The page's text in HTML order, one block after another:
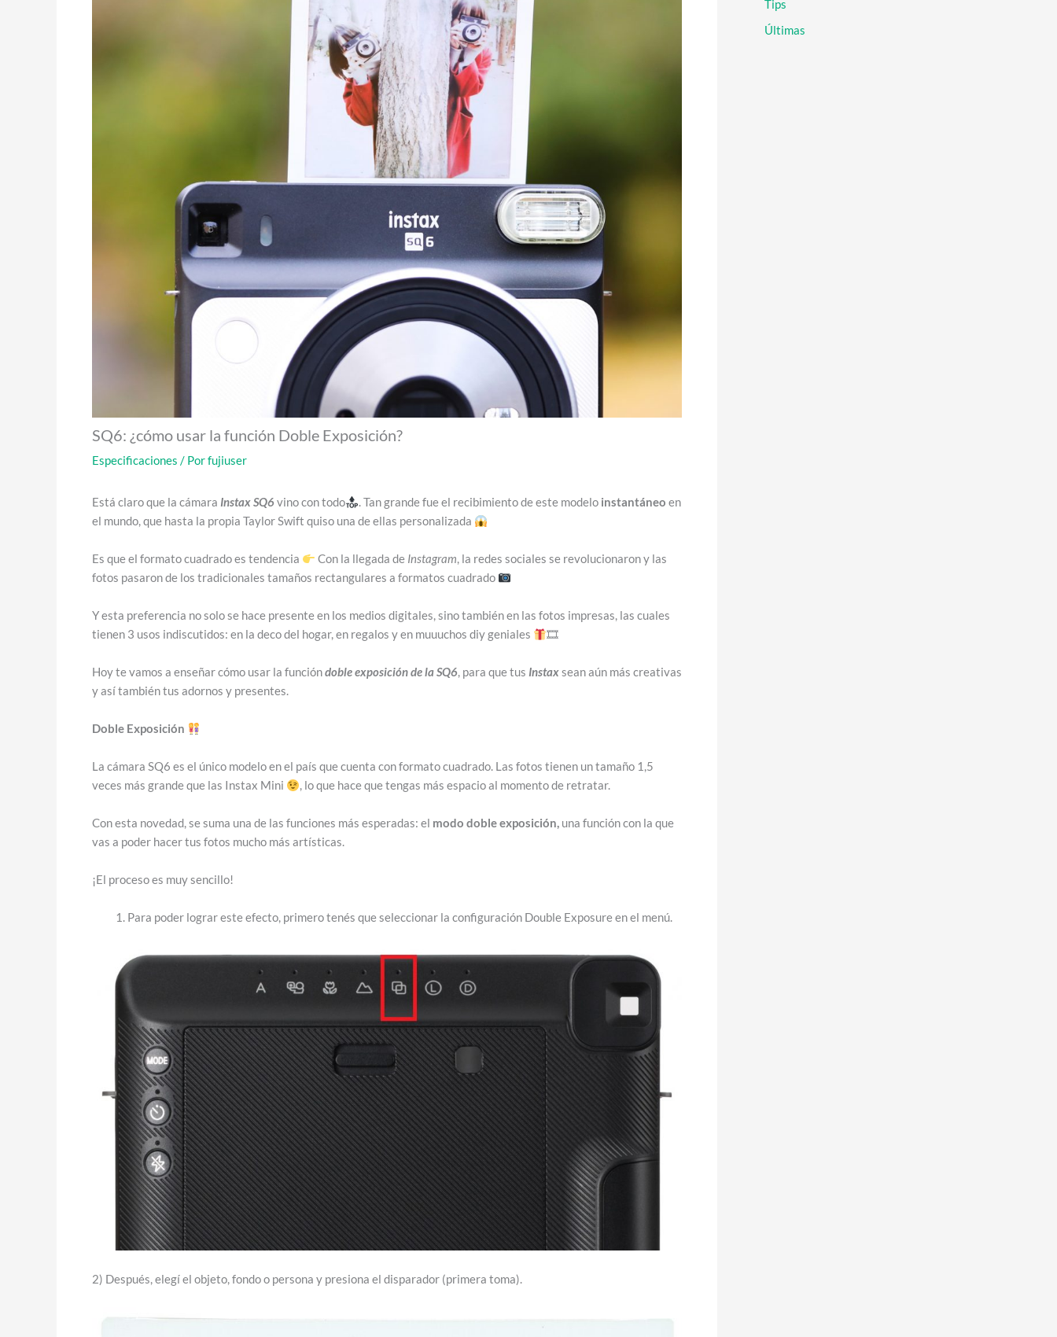
SQ6: ¿cómo usar la función Doble Exposición?
Especificaciones / Porfujiuser
Está claro que la cámara InstaxSQ6 vino con todo . Tan grande fue el recibimiento de este modelo instantáneoen
el mundo, que hasta la propia Taylor Swift quiso una de ellas personalizada
Es que el formato cuadrado es tendencia Con la llegada de Instagram, la redes sociales se revolucionaron y las
fotos pasaron de los tradicionales tamaños rectangulares a formatos cuadrado
Y esta preferencia no solo se hace presente en los medios digitales, sino también en las fotos impresas, las cuales
tienen 3 usos indiscutidos: en la deco del hogar, en regalos y en muuuchos diy geniales
🎞
Hoy te vamos a enseñar cómo usar la funcióndoble exposición de la SQ6, para que tus Instaxsean aún más creativas
y así también tus adornos y presentes.
Doble Exposición
La cámara SQ6 es el único modelo en el país que cuenta con formato cuadrado. Las fotos tienen un tamaño 1,5
veces más grande que las Instax Mini
, lo que hace que tengas más espacio al momento de retratar.
Con esta novedad, se suma una de las funciones más esperadas: el modo doble exposición, una función con la que
vas a poder hacer tus fotos mucho más artísticas.
¡El proceso es muy sencillo!
Para poder lograr este efecto, primero tenés que seleccionar la configuración Double Exposure en el menú.
2) Después, elegí el objeto, fondo o persona y presiona el disparador (primera toma).
r
:
Tips
Últimas